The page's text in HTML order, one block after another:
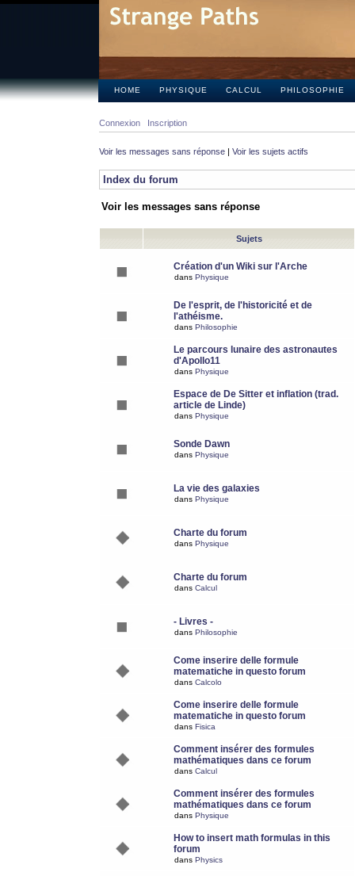
HOME PHYSIQUE CALCUL PHILOSOPHIE
Connexion Inscription
Voir les messages sans réponse | Voir les sujets actifs
Index du forum
Voir les messages sans réponse
Sujets
Création d'un Wiki sur l'Arche
dans Physique
De l'esprit, de l'historicité et de
l'athéisme.
dans Philosophie
Le parcours lunaire des astronautes
d'Apollo11
dans Physique
Espace de De Sitter et inflation (trad.
article de Linde)
dans Physique
Sonde Dawn
dans Physique
La vie des galaxies
dans Physique
Charte du forum
dans Physique
Charte du forum
dans Calcul
- Livres -
dans Philosophie
Come inserire delle formule
matematiche in questo forum
dans Calcolo
Come inserire delle formule
matematiche in questo forum
dans Fisica
Comment insérer des formules
mathématiques dans ce forum
dans Calcul
Comment insérer des formules
mathématiques dans ce forum
dans Physique
How to insert math formulas in this
forum
dans Physics